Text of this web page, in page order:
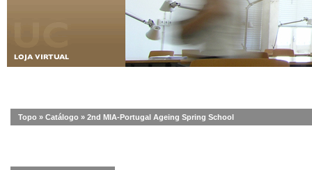
Topo » Catálogo » 2nd MIA-Portugal Ageing Spring School